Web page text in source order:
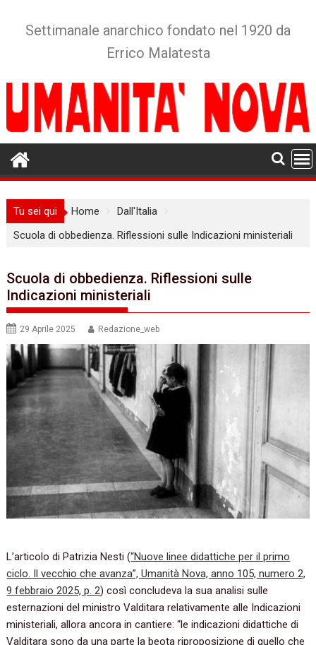
Settimanale anarchico fondato nel 1920 da
Errico Malatesta
Tu sei qui Home
Dall'Italia
Scuola di obbedienza. Riflessioni sulle Indicazioni ministeriali
Scuola di obbedienza. Riflessioni sulle
Indicazioni ministeriali
29 Aprile 2025 Redazione_web
L’articolo di Patrizia Nesti (“Nuove linee didattiche per il primo
ciclo. Il vecchio che avanza”, Umanità Nova, anno 105, numero 2,
9 febbraio 2025, p. 2) così concludeva la sua analisi sulle
esternazioni del ministro Valditara relativamente alle Indicazioni
ministeriali, allora ancora in cantiere: “le indicazioni didattiche di
Valditara sono da una parte la beota riproposizione di quello che